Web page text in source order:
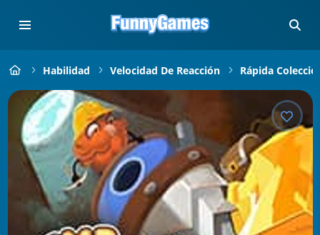
Habilidad Velocidad De Reacción Rápida